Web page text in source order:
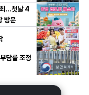
최…첫날 4
방문
담률 조정